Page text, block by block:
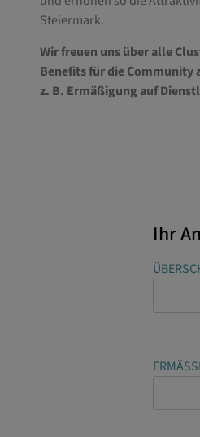
Steiermark.
Wir freuen uns über alle
Benefits für die Community
z. B. Ermäßigung auf
Ihr